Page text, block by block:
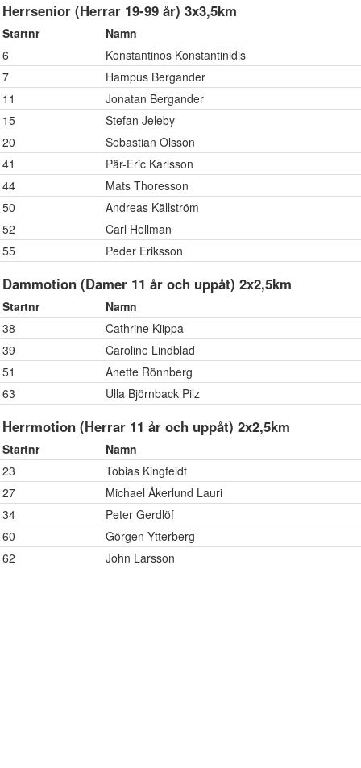
Herrsenior (Herrar 19-99 år) 3x3,5km
Startnr
Namn
6
Konstantinos Konstantinidis
7
Hampus Bergander
11
Jonatan Bergander
15
Stefan Jeleby
20
Sebastian Olsson
41
Pär-Eric Karlsson
44
Mats Thoresson
50
Andreas Källström
52
Carl Hellman
55
Peder Eriksson
Dammotion (Damer 11 år och uppåt) 2x2,5km
Startnr
Namn
38
Cathrine Kiippa
39
Caroline Lindblad
51
Anette Rönnberg
63
Ulla Björnback Pilz
Herrmotion (Herrar 11 år och uppåt) 2x2,5km
Startnr
Namn
23
Tobias Kingfeldt
27
Michael Åkerlund Lauri
34
Peter Gerdlöf
60
Görgen Ytterberg
62
John Larsson